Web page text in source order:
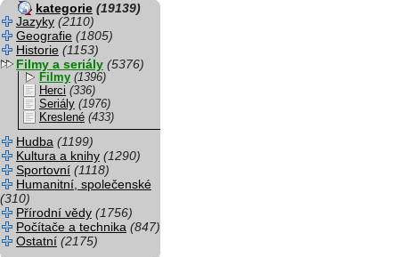
kategorie (19139)
Jazyky (2110)
Geografie (1805)
Historie (1153)
Filmy a seriály (5376)
Filmy (1396)
Herci (336)
Seriály (1976)
Kreslené (433)
Hudba (1199)
Kultura a knihy (1290)
Sportovní (1118)
Humanitní, společenské
(310)
Přírodní vědy (1756)
Počítače a technika (847)
Ostatní (2175)